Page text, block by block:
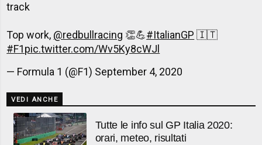
track
Top work, @redbullracing 👏💪#ItalianGP 🇮🇹
#F1pic.twitter.com/Wv5Ky8cWJl
— Formula 1 (@F1) September 4, 2020
VEDI ANCHE
Tutte le info sul GP Italia 2020:
orari, meteo, risultati